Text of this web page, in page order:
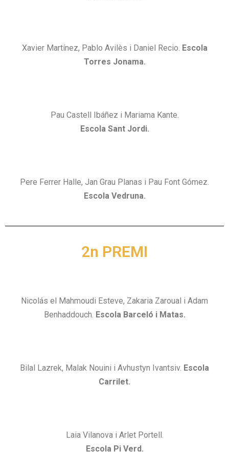
Xavier Martínez, Pablo Avilès i Daniel Recio. Escola
Torres Jonama.
Pau Castell Ibáñez i Mariama Kante.
Escola Sant Jordi.
Pere Ferrer Halle, Jan Grau Planas i Pau Font Gómez.
Escola Vedruna.
2n PREMI
Nicolás el Mahmoudi Esteve, Zakaria Zaroual i Adam
Benhaddouch. Escola Barceló i Matas.
Bilal Lazrek, Malak Nouini i Avhustyn Ivantsiv. Escola
Carrilet.
Laia Vilanova i Arlet Portell.
Escola Pi Verd.